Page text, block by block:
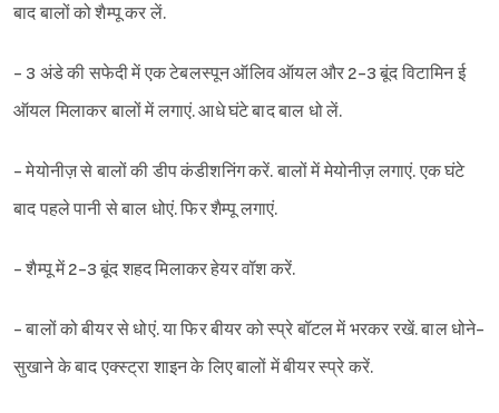
Sign in
बाद बालों को शैम्पू कर लें.
- 3 अंडे की सफेदी में एक टेबलस्पून ऑलिव ऑयल और 2-3 बूंद विटामिन ई
ऑयल मिलाकर बालों में लगाएं. आधे घंटे बाद बाल धो लें.
- मेयोनीज़ से बालों की डीप कंडीशनिंग करें. बालों में मेयोनीज़ लगाएं. एक घंटे
बाद पहले पानी से बाल धोएं. फिर शैम्पू लगाएं.
- शैम्पू में 2-3 बूंद शहद मिलाकर हेयर वॉश करें.
- बालों को बीयर से धोएं. या फिर बीयर को स्प्रे बॉटल में भरकर रखें. बाल धोने-
सुखाने के बाद एक्स्ट्रा शाइन के लिए बालों में बीयर स्प्रे करें.